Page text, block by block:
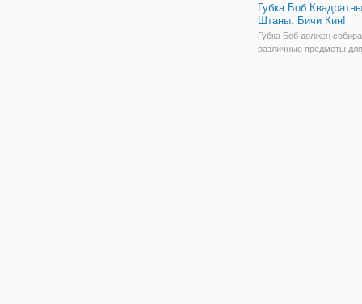
Губка Боб
Штаны: Бичи Кин!
Губка Боб должен
различные предметы